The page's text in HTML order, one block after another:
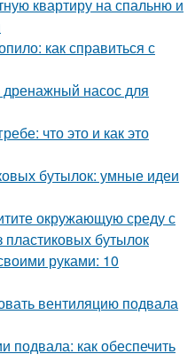
квартиру на спальню и
как справиться с
дренажный насос для
что это и как это
бутылок: умные идеи
окружающую среду с
бутылок
руками: 10
вентиляцию подвала
подвала: как обеспечить